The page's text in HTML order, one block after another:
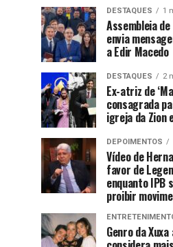
DESTAQUES 1
Assembleia
envia
a Edir Macedo
DESTAQUES 2
Ex-atriz de
consagrada
igreja da Zion
DEPOIMENTOS
Vídeo de
favor de
enquanto IPB
proibir
Genro da